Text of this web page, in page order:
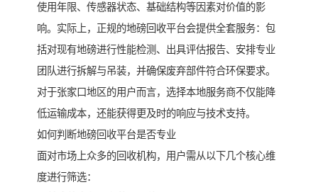
使用年限、传感器状态、基础结构等因素对价值的影
响。实际上，正规的地磅回收平台会提供全套服务：包
括对现有地磅进行性能检测、出具评估报告、安排专业
团队进行拆解与吊装，并确保废弃部件符合环保要求。
对于张家口地区的用户而言，选择本地服务商不仅能降
低运输成本，还能获得更及时的响应与技术支持。
如何判断地磅回收平台是否专业
面对市场上众多的回收机构，用户需从以下几个核心维
度进行筛选：